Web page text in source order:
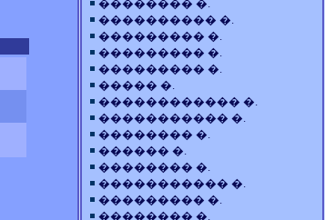
�������� �.
���������� �.
��������� �.
��������� �.
��������� �.
����� �.
������������ �.
����������� �.
�������� �.
������ �.
�������� �.
����������� �.
��������� �.
�������� �.